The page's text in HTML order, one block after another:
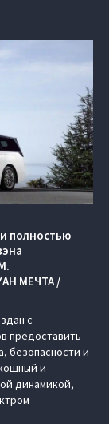
полностью
МЕЧТА /
с
предоставить
безопасности и
и
динамикой,